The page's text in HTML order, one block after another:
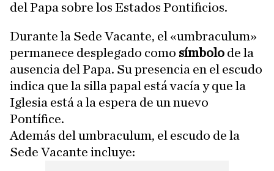
del Papa sobre los Estados Pontificios.
Durante la Sede Vacante, el «umbraculum»
permanece desplegado como símbolo de la
ausencia del Papa. Su presencia en el escudo
indica que la silla papal está vacía y que la
Iglesia está a la espera de un nuevo
Pontífice.
Además del umbraculum, el escudo de la
Sede Vacante incluye: